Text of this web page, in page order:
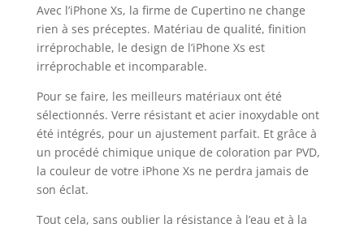
Avec l’iPhone Xs, la firme de Cupertino ne change
rien à ses préceptes. Matériau de qualité, finition
irréprochable, le design de l’iPhone Xs est
irréprochable et incomparable.
Pour se faire, les meilleurs matériaux ont été
sélectionnés. Verre résistant et acier inoxydable ont
été intégrés, pour un ajustement parfait. Et grâce à
un procédé chimique unique de coloration par PVD,
la couleur de votre iPhone Xs ne perdra jamais de
son éclat.
Tout cela, sans oublier la résistance à l’eau et à la